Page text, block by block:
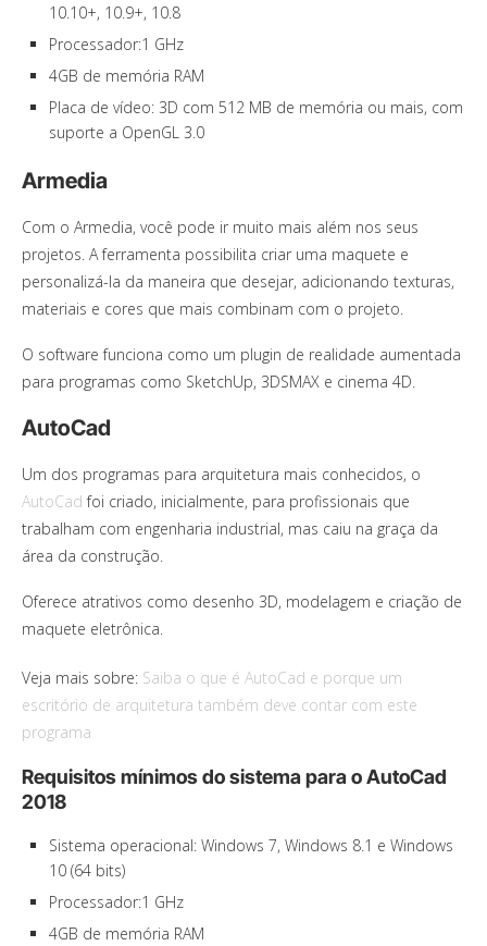
10.10+, 10.9+, 10.8
Processador:1 GHz
4GB de memória RAM
Placa de vídeo: 3D com 512 MB de memória ou mais, com
suporte a OpenGL 3.0
Armedia
Com o Armedia, você pode ir muito mais além nos seus
projetos. A ferramenta possibilita criar uma maquete e
personalizá-la da maneira que desejar, adicionando texturas,
materiais e cores que mais combinam com o projeto.
O software funciona como um plugin de realidade aumentada
para programas como SketchUp, 3DSMAX e cinema 4D.
AutoCad
Um dos programas para arquitetura mais conhecidos, o
AutoCad foi criado, inicialmente, para profissionais que
trabalham com engenharia industrial, mas caiu na graça da
área da construção.
Oferece atrativos como desenho 3D, modelagem e criação de
maquete eletrônica.
Veja mais sobre: Saiba o que é AutoCad e porque um
escritório de arquitetura também deve contar com este
programa
Requisitos mínimos do sistema para o AutoCad
2018
Sistema operacional: Windows 7, Windows 8.1 e Windows
10 (64 bits)
Processador:1 GHz
4GB de memória RAM